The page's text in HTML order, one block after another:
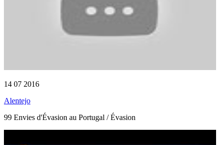
14 07 2016
Alentejo
99 Envies d'Évasion au Portugal / Évasion